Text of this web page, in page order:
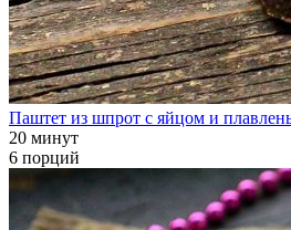
Паштет из шпрот с яйцом и
20 минут
6 порций